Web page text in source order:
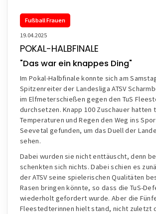
Fußball Frauen
19.04.2025
POKAL-HALBFINALE
"Das war ein knappes Ding"
Im Pokal-Halbfinale konnte sich am
Spitzenreiter der Landesliga ATSV
im Elfmeterschießen gegen den TuS
durchsetzen. Knapp 100 Zuschauer hatten
Temperaturen und Regen den Weg ins
Seevetal gefunden, um das Duell der
sehen.
Dabei wurden sie nicht enttäuscht, denn
schenkten sich nichts. Dabei schien es
der ATSV seine spielerischen Qualitäten
Rasen bringen könnte, so dass die TuS-
wiederholt gefordert wurde. Aber die
Fleestedterinnen hielt stand, nicht zuletzt